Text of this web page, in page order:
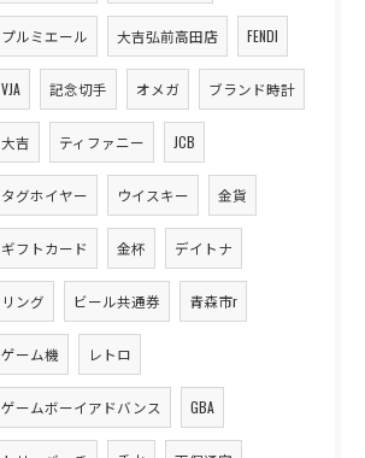
プルミエール 大吉弘前高田店 FENDI
VJA 記念切手 オメガ ブランド時計
大吉 ティファニー JCB
タグホイヤー ウイスキー 金貨
ギフトカード 金杯 デイトナ
リング ビール共通券 青森市r
ゲーム機 レトロ
ゲームボーイアドバンス GBA